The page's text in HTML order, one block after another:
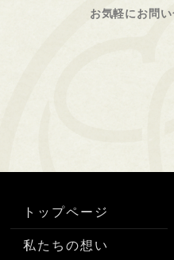
お気軽にお問い
トップページ
私たちの想い